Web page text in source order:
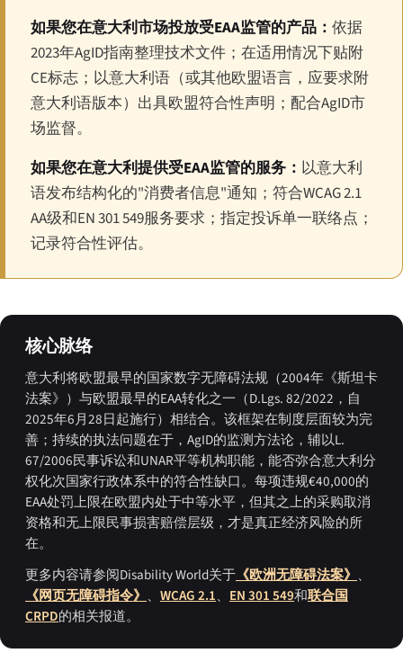
如果您在意大利市场投放受EAA监管的产品： 依据
2023年AgID指南整理技术文件；在适用情况下贴附
CE标志；以意大利语（或其他欧盟语言，应要求附
意大利语版本）出具欧盟符合性声明；配合AgID市
场监督。
如果您在意大利提供受EAA监管的服务： 以意大利
语发布结构化的"消费者信息"通知；符合WCAG 2.1
AA级和EN 301 549服务要求；指定投诉单一联络点；
记录符合性评估。
核心脉络
意大利将欧盟最早的国家数字无障碍法规（2004年《斯坦卡
法案》）与欧盟最早的EAA转化之一（D.Lgs. 82/2022，自
2025年6月28日起施行）相结合。该框架在制度层面较为完
善；持续的执法问题在于，AgID的监测方法论，辅以L.
67/2006民事诉讼和UNAR平等机构职能，能否弥合意大利分
权化次国家行政体系中的符合性缺口。每项违规€40,000的
EAA处罚上限在欧盟内处于中等水平，但其之上的采购取消
资格和无上限民事损害赔偿层级，才是真正经济风险的所
在。
更多内容请参阅Disability World关于 《欧洲无障碍法案》 、
《网页无障碍指令》 、 WCAG 2.1、 EN 301 549和联合国
CRPD的相关报道。